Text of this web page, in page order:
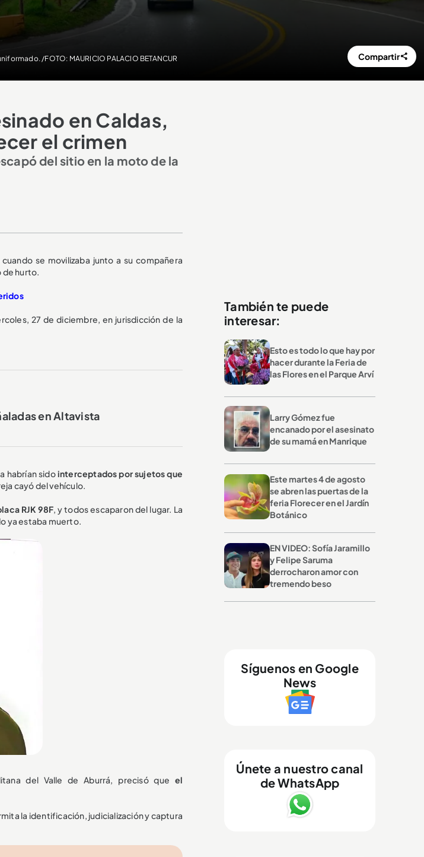
/FOTO: MAURICIO PALACIO BETANCUR Compartir
en Caldas,
el crimen
del sitio en la moto de la
se movilizaba junto a su compañera
de hurto.
27 de diciembre, en jurisdicción de la
en Altavista
habrían sidointerceptados por sujetos que
cayó del vehículo.
RJK 98F, y todos escaparon del lugar. La
ya estaba muerto.
del Valle de Aburrá, precisó que el
la identificación, judicialización y captura
También te puede
interesar:
Esto es todo lo que hay por
hacer durante la Feria de
las Flores en el Parque Arví
Larry Gómez fue
encanado por el asesinato
de su mamá en Manrique
Este martes 4 de agosto
se abren las puertas de la
feria Florecer en el Jardín
Botánico
EN VIDEO: Sofía Jaramillo
y Felipe Saruma
derrocharon amor con
tremendo beso
Síguenos en Google
News
Únete a nuestro canal
de WhatsApp